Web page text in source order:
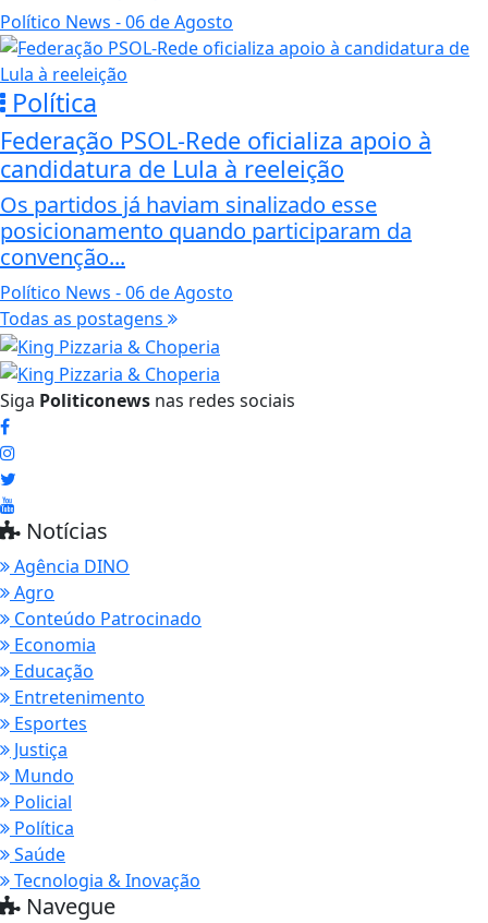
Político News - 06 de Agosto
Política
Federação PSOL-Rede oficializa apoio à
candidatura de Lula à reeleição
Os partidos já haviam sinalizado esse
posicionamento quando participaram da
convenção...
Político News - 06 de Agosto
Todas as postagens
Siga Politiconews nas redes sociais
Notícias
Agência DINO
Agro
Conteúdo Patrocinado
Economia
Educação
Entretenimento
Esportes
Justiça
Mundo
Policial
Política
Saúde
Tecnologia & Inovação
Navegue